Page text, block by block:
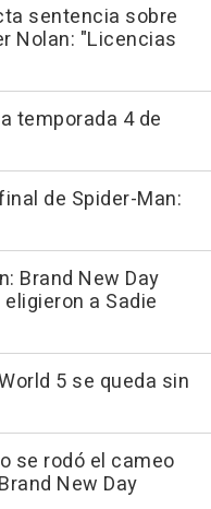
sentencia sobre
Nolan: "Licencias
temporada 4 de
de Spider-Man:
Brand New Day
a Sadie
5 se queda sin
se rodó el cameo
New Day